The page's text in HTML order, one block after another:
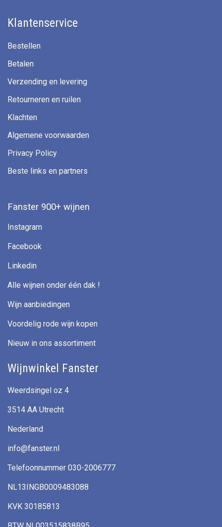
Klantenservice
Bestellen
Betalen
Verzending en levering
Retourneren en ruilen
Klachten
Algemene voorwaarden
Privacy Policy
Beste links en partners
Fanster 900+ wijnen
Instagram
Facebook
Linkedin
Alle wijnen onder één dak !
Wijn aanbiedingen
Voordelig rode wijn kopen
Nieuw in ons assortiment
Wijnwinkel Fanster
Weerdsingel oz 4
3514 AA Utrecht
Nederland
info@fanster.nl
Telefoonnummer 030-2006777
NL13INGB0009483088
KVK 30185813